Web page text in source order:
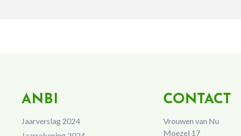
ANBI
Jaarverslag 2024
CONTACT
Vrouwen van Nu
Moezel 17